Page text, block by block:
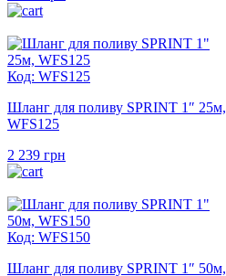
Код: WFS125
Шланг для поливу SPRINT 1″ 25м,
WFS125
2 239 грн
Код: WFS150
Шланг для поливу SPRINT 1″ 50м,